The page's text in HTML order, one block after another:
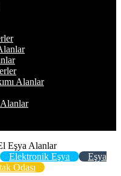
Alanlar
Eşya Alanlar
Elektronik Eşya
Eşya
Odası